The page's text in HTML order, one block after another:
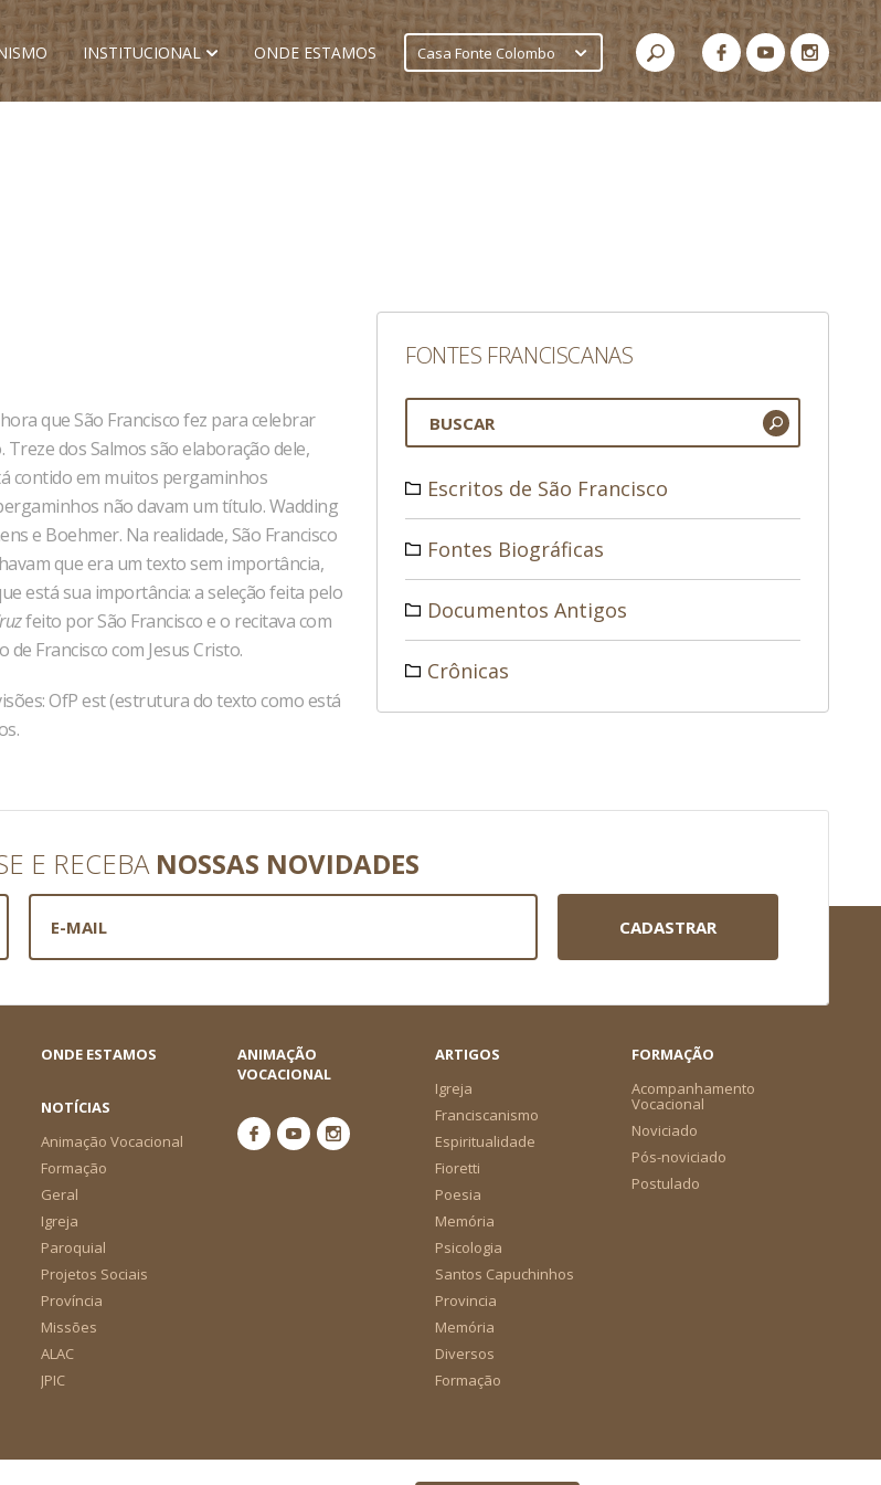
INSTITUCIONAL ONDE ESTAMOS Casa Fonte Colombo
que São Francisco fez para celebrar
dos Salmos são elaboração dele,
contido em muitos pergaminhos
não davam um título. Wadding
e Boehmer. Na realidade, São Francisco
que era um texto sem importância,
está sua importância: a seleção feita pelo
feito por São Francisco e o recitava com
Francisco com Jesus Cristo.
OfP est (estrutura do texto como está
FONTES FRANCISCANAS
Escritos de São Francisco
Fontes Biográficas
Documentos Antigos
Crônicas
E RECEBA NOSSAS NOVIDADES
CADASTRAR
ONDE ESTAMOS
ANIMAÇÃO
VOCACIONAL
ARTIGOS
Igreja
Franciscanismo
Espiritualidade
Fioretti
Poesia
Memória
Psicologia
Santos Capuchinhos
Provincia
Memória
Diversos
Formação
FORMAÇÃO
Acompanhamento
Vocacional
Noviciado
Pós-noviciado
Postulado
NOTÍCIAS
Animação Vocacional
Formação
Geral
Igreja
Paroquial
Projetos Sociais
Província
Missões
ALAC
JPIC